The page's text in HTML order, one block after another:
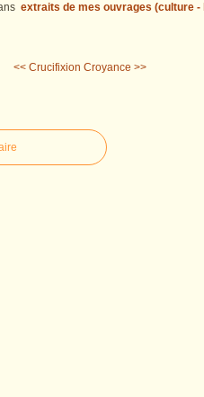
extraits de mes ouvrages (culture
<< Crucifixion Croyance >>